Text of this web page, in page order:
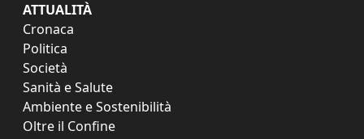
ATTUALITÀ
Cronaca
Politica
Società
Sanità e Salute
Ambiente e Sostenibilità
Oltre il Confine